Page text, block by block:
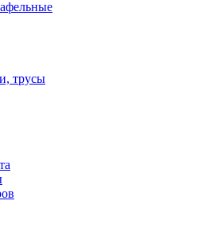
трусы